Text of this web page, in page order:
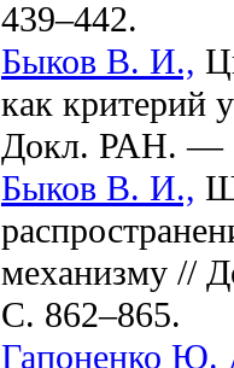
439–442.
Быков В. И.,
как критерий
Докл. РАН. —
Быков В. И.,
механизму //
С. 862–865.
Гапоненко Ю.